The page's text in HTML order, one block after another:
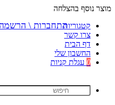
מוצר נוסף בהצלחה
קטגוריות
צרו קשר
דף הבית
החשבון שלי
0 עגלת קניות
התחברות \ הרשמה